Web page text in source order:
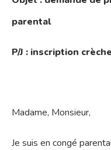
parental
P/J : inscription
Madame, Monsieur,
Je suis en congé